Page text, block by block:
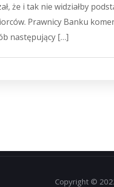
że i tak nie widziałby
Prawnicy Banku
następujący […]
Copyright ©